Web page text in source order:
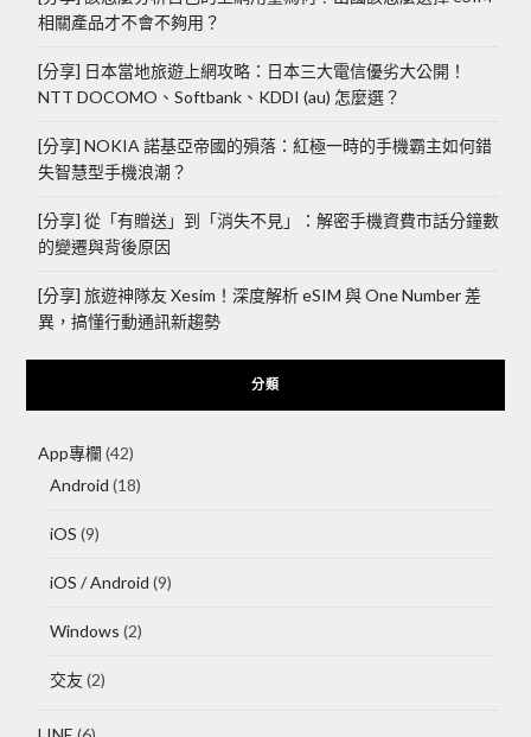
相關產品才不會不夠用？
[分享] 日本當地旅遊上網攻略：日本三大電信優劣大公開！
NTT DOCOMO、Softbank、KDDI (au) 怎麼選？
[分享] NOKIA 諾基亞帝國的殞落：紅極一時的手機霸主如何錯
失智慧型手機浪潮？
[分享] 從「有贈送」到「消失不見」：解密手機資費市話分鐘數
的變遷與背後原因
[分享] 旅遊神隊友 Xesim！深度解析 eSIM 與 One Number 差
異，搞懂行動通訊新趨勢
分類
App專欄 (42)
Android (18)
iOS (9)
iOS / Android (9)
Windows (2)
交友 (2)